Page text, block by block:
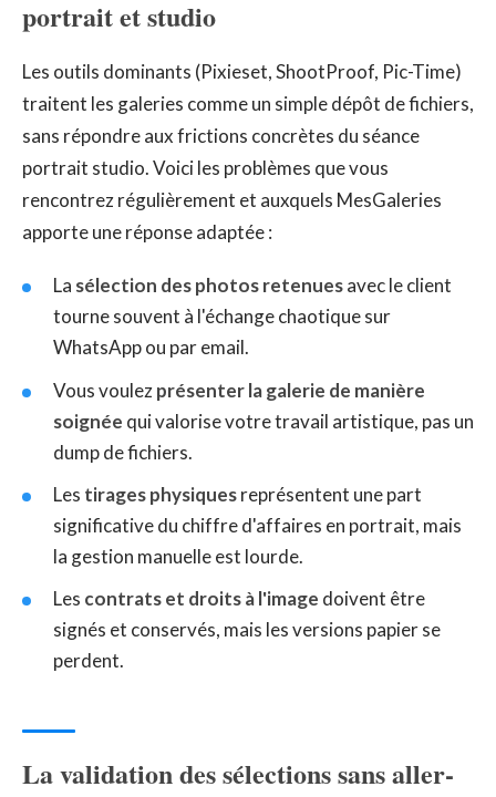
portrait et studio
Les outils dominants (Pixieset, ShootProof, Pic-Time)
traitent les galeries comme un simple dépôt de fichiers,
sans répondre aux frictions concrètes du séance
portrait studio. Voici les problèmes que vous
rencontrez régulièrement et auxquels MesGaleries
apporte une réponse adaptée :
La sélection des photos retenuesavec le client
tourne souvent à l'échange chaotique sur
WhatsApp ou par email.
Vous voulezprésenter la galerie de manière
soignée qui valorise votre travail artistique, pas un
dump de fichiers.
Les tirages physiquesreprésentent une part
significative du chiffre d'affaires en portrait, mais
la gestion manuelle est lourde.
Les contrats et droits à l'image doivent être
signés et conservés, mais les versions papier se
perdent.
La validation des sélections sans aller-